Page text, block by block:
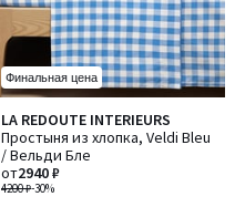
Финальная цена
LA REDOUTE INTERIEURS
Простыня из хлопка, Veldi Bleu
/ Вельди Бле
4200 ₽-30%
от2940 ₽
4,2
/ 5